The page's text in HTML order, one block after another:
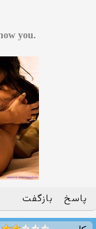
.What's kissing? Come here and I'll show you
پاسخ بازگفت